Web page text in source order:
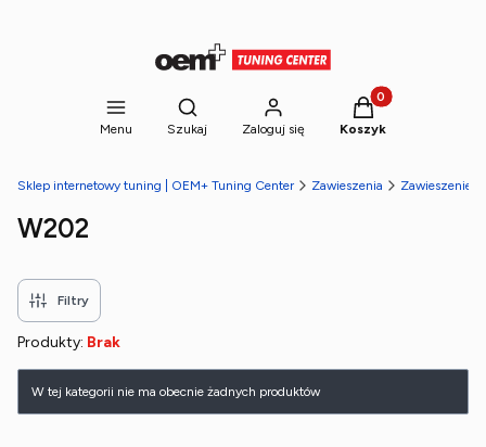
Menu
Otwórz wyszukiwarkę
Szukaj Zaloguj się
Produkty w
Koszyk
Sklep internetowy tuning | OEM+ Tuning Center Zawieszenia Zawieszenie
W202
Filtry
Produkty: Brak
Lista produktów
W tej kategorii nie ma obecnie żadnych produktów